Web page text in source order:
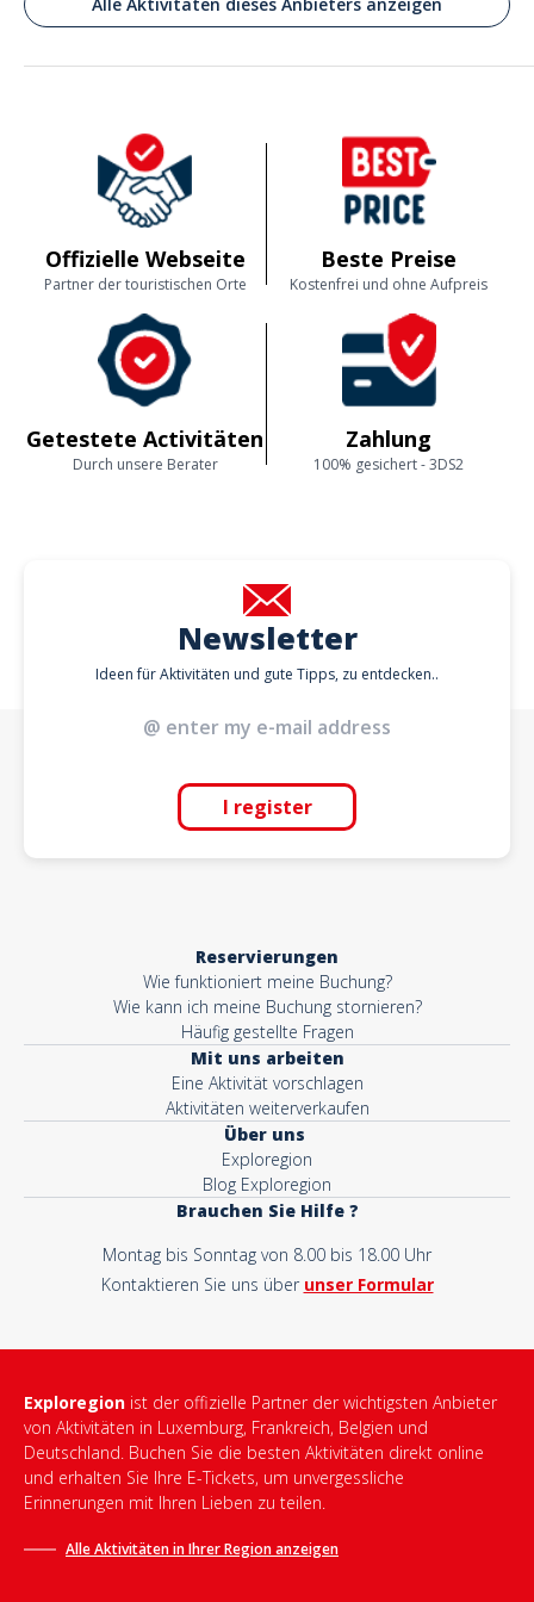
Eine sehr interessante Führung, mit
Liebe zum Detail und zum historischen
Hintergrund . Spaßfaktor ist für mich
Siehe oben
Offizielle Webseite
Partner der touristischen Orte
Beste Preise
Kostenfrei und ohne Aufpreis
Getestete Activitäten
Durch unsere Berater
Zahlung
100% gesichert - 3DS2
Newsletter
Ideen für Aktivitäten und gute Tipps, zu entdecken..
I register
Reservierungen
Wie funktioniert meine Buchung?
Wie kann ich meine Buchung stornieren?
Häufig gestellte Fragen
Mit uns arbeiten
Eine Aktivität vorschlagen
Aktivitäten weiterverkaufen
Über uns
Exploregion
Blog Exploregion
Brauchen Sie Hilfe ?
Montag bis Sonntag von 8.00 bis 18.00 Uhr
Kontaktieren Sie uns über unser Formular
Exploregion ist der offizielle Partner der wichtigsten Anbieter
von Aktivitäten in Luxemburg, Frankreich, Belgien und
Deutschland. Buchen Sie die besten Aktivitäten direkt online
und erhalten Sie Ihre E-Tickets, um unvergessliche
Erinnerungen mit Ihren Lieben zu teilen.
Alle Aktivitäten in Ihrer Region anzeigen